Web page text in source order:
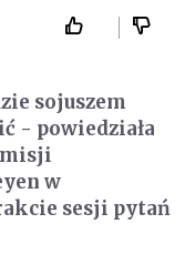
sojuszem
- powiedziała
w
sesji pytań